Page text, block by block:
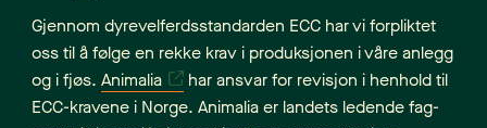
Gjennom dyrevelferdsstandarden ECC har vi forpliktet
oss til å følge en rekke krav i produksjonen i våre anlegg
og i fjøs. Animalia
har ansvar for revisjon i henhold til
ECC-kravene i Norge. Animalia er landets ledende fag-